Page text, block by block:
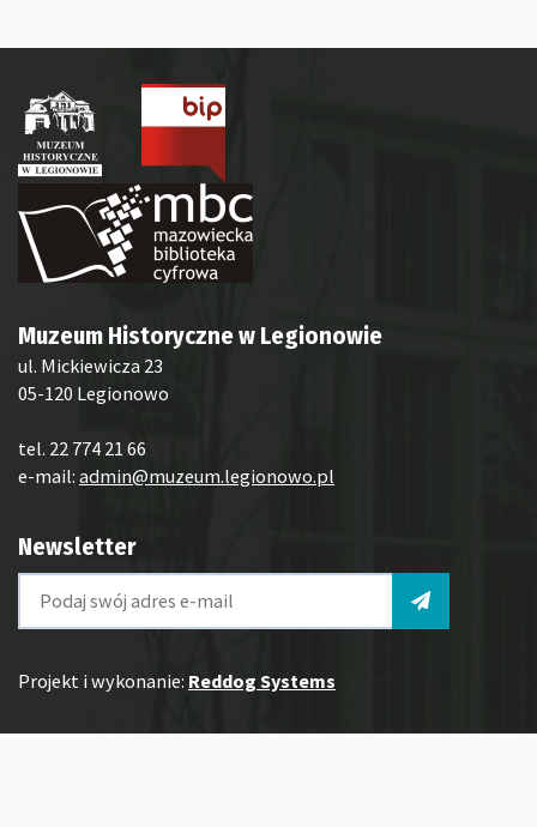
Muzeum Historyczne w Legionowie
ul. Mickiewicza 23
05-120 Legionowo
tel. 22 774 21 66
e-mail: admin@muzeum.legionowo.pl
Newsletter
Projekt i wykonanie: Reddog Systems